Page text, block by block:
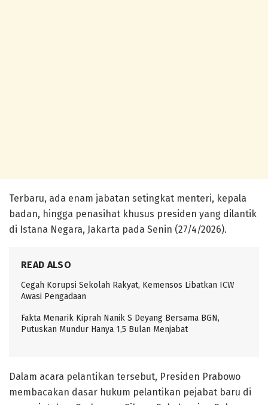
Terbaru, ada enam jabatan setingkat menteri, kepala
badan, hingga penasihat khusus presiden yang dilantik
di Istana Negara, Jakarta pada Senin (27/4/2026).
READ ALSO
Cegah Korupsi Sekolah Rakyat, Kemensos Libatkan ICW
Awasi Pengadaan
Fakta Menarik Kiprah Nanik S Deyang Bersama BGN,
Putuskan Mundur Hanya 1,5 Bulan Menjabat
Dalam acara pelantikan tersebut, Presiden Prabowo
membacakan dasar hukum pelantikan pejabat baru di